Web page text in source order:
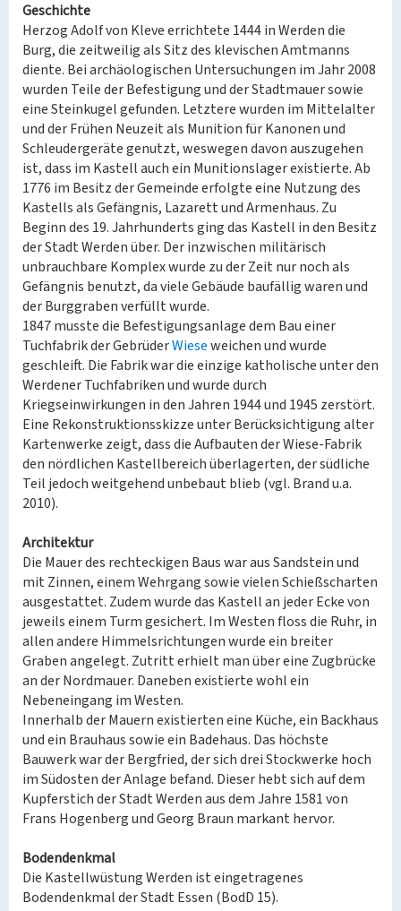
Geschichte
Herzog Adolf von Kleve errichtete 1444 in Werden die
Burg, die zeitweilig als Sitz des klevischen Amtmanns
diente. Bei archäologischen Untersuchungen im Jahr 2008
wurden Teile der Befestigung und der Stadtmauer sowie
eine Steinkugel gefunden. Letztere wurden im Mittelalter
und der Frühen Neuzeit als Munition für Kanonen und
Schleudergeräte genutzt, weswegen davon auszugehen
ist, dass im Kastell auch ein Munitionslager existierte. Ab
1776 im Besitz der Gemeinde erfolgte eine Nutzung des
Kastells als Gefängnis, Lazarett und Armenhaus. Zu
Beginn des 19. Jahrhunderts ging das Kastell in den Besitz
der Stadt Werden über. Der inzwischen militärisch
unbrauchbare Komplex wurde zu der Zeit nur noch als
Gefängnis benutzt, da viele Gebäude baufällig waren und
der Burggraben verfüllt wurde.
1847 musste die Befestigungsanlage dem Bau einer
Tuchfabrik der GebrüderWieseweichen und wurde
geschleift. Die Fabrik war die einzige katholische unter den
Werdener Tuchfabriken und wurde durch
Kriegseinwirkungen in den Jahren 1944 und 1945 zerstört.
Eine Rekonstruktionsskizze unter Berücksichtigung alter
Kartenwerke zeigt, dass die Aufbauten der Wiese-Fabrik
den nördlichen Kastellbereich überlagerten, der südliche
Teil jedoch weitgehend unbebaut blieb (vgl. Brand u.a.
2010).
Architektur
Die Mauer des rechteckigen Baus war aus Sandstein und
mit Zinnen, einem Wehrgang sowie vielen Schießscharten
ausgestattet. Zudem wurde das Kastell an jeder Ecke von
jeweils einem Turm gesichert. Im Westen floss die Ruhr, in
allen andere Himmelsrichtungen wurde ein breiter
Graben angelegt. Zutritt erhielt man über eine Zugbrücke
an der Nordmauer. Daneben existierte wohl ein
Nebeneingang im Westen.
Innerhalb der Mauern existierten eine Küche, ein Backhaus
und ein Brauhaus sowie ein Badehaus. Das höchste
Bauwerk war der Bergfried, der sich drei Stockwerke hoch
im Südosten der Anlage befand. Dieser hebt sich auf dem
Kupferstich der Stadt Werden aus dem Jahre 1581 von
Frans Hogenberg und Georg Braun markant hervor.
Bodendenkmal
Die Kastellwüstung Werden ist eingetragenes
Bodendenkmal der Stadt Essen (BodD 15).